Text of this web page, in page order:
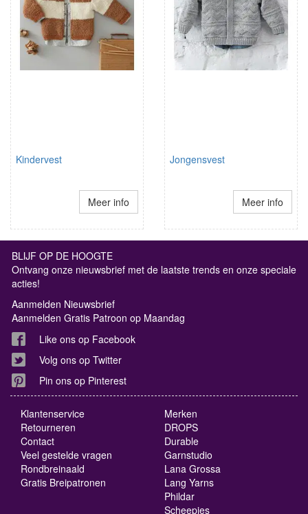
Kindervest
Meer info
Jongensvest
Meer info
BLIJF OP DE HOOGTE
Ontvang onze nieuwsbrief met de laatste trends en onze speciale
acties!
Aanmelden Nieuwsbrief
Aanmelden Gratis Patroon op Maandag
Like ons op Facebook
Volg ons op Twitter
Pin ons op Pinterest
Klantenservice
Retourneren
Contact
Veel gestelde vragen
Rondbreinaald
Gratis Breipatronen
Merken
DROPS
Durable
Garnstudio
Lana Grossa
Lang Yarns
Phildar
Scheepjes